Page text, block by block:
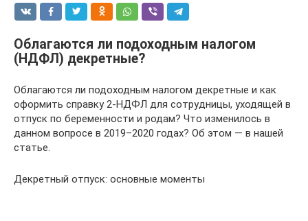
Облагаются ли подоходным налогом
(НДФЛ) декретные?
Облагаются ли подоходным налогом декретные и как
оформить справку 2-НДФЛ для сотрудницы, уходящей в
отпуск по беременности и родам? Что изменилось в
данном вопросе в 2019–2020 годах? Об этом — в нашей
статье.
Декретный отпуск: основные моменты